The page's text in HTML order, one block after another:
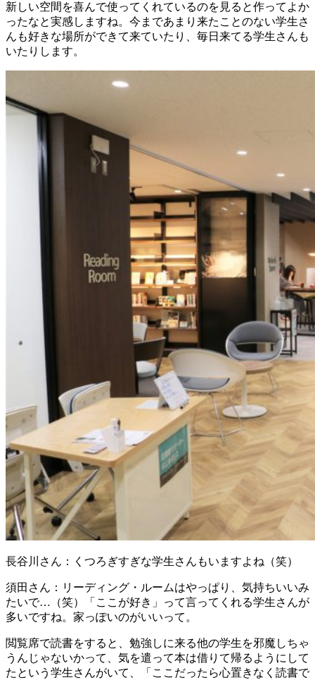
新しい空間を喜んで使ってくれているのを見ると作ってよか
ったなと実感しますね。今まであまり来たことのない学生さ
んも好きな場所ができて来ていたり、毎日来てる学生さんも
いたりします。
長谷川さん ：くつろぎすぎな学生さんもいますよね（笑）
須田さん ：リーディング・ルームはやっぱり、気持ちいいみ
たいで…（笑）「ここが好き」って言ってくれる学生さんが
多いですね。家っぽいのがいいって。
閲覧席で読書をすると、勉強しに来る他の学生を邪魔しちゃ
うんじゃないかって、気を遣って本は借りて帰るようにして
たという学生さんがいて、「ここだったら心置きなく読書で